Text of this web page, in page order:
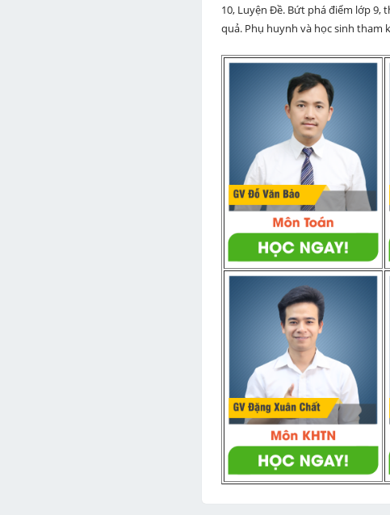
10, Luyện Đề. Bứt phá điểm lớp 9,
quả. Phụ huynh và học sinh tham